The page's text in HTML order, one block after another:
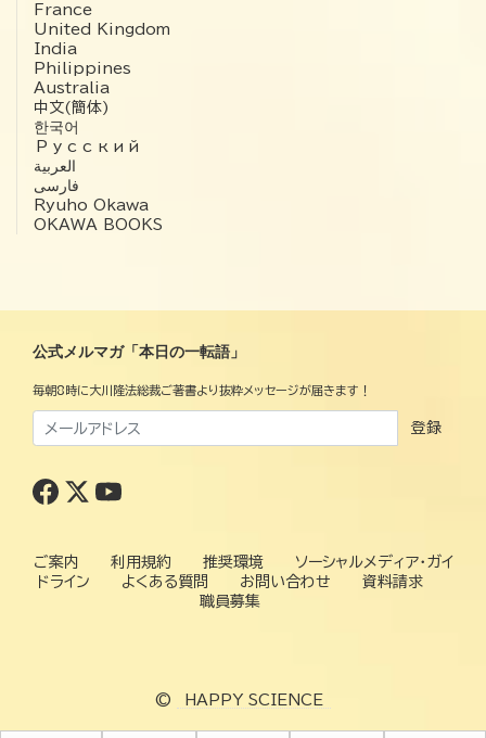
France
United Kingdom
India
Philippines
Australia
中文(簡体)
한국어
Русский
العربية‏
فارسی
Ryuho Okawa
OKAWA BOOKS
公式メルマガ「本日の一転語」
毎朝8時に大川隆法総裁ご著書より抜粋メッセージが届きます！
登録
ご案内 利用規約 推奨環境
ソーシャルメディア・ガイ
ドライン
よくある質問 お問い合わせ
資料請求
職員募集
© HAPPY SCIENCE